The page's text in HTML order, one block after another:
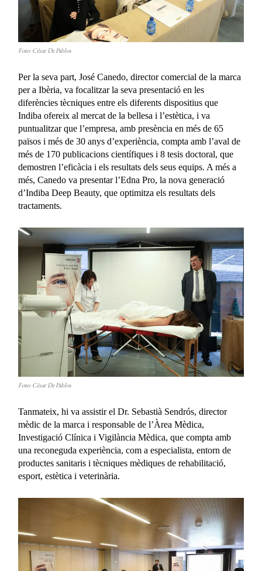
Foto: César De Pablos
Per la seva part, José Canedo, director comercial de la marca
per a Ibèria, va focalitzar la seva presentació en les
diferències tècniques entre els diferents dispositius que
Indiba ofereix al mercat de la bellesa i l’estètica, i va
puntualitzar que l’empresa, amb presència en més de 65
països i més de 30 anys d’experiència, compta amb l’aval de
més de 170 publicacions científiques i 8 tesis doctoral, que
demostren l’eficàcia i els resultats dels seus equips. A més a
més, Canedo va presentar l’Edna Pro, la nova generació
d’Indiba Deep Beauty, que optimitza els resultats dels
tractaments.
Foto: César De Pablos
Tanmateix, hi va assistir el Dr. Sebastià Sendrós, director
mèdic de la marca i responsable de l’Àrea Mèdica,
Investigació Clínica i Vigilància Mèdica, que compta amb
una reconeguda experiència, com a especialista, entorn de
productes sanitaris i tècniques mèdiques de rehabilitació,
esport, estètica i veterinària.